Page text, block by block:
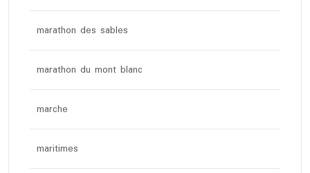
marathon des sables
marathon du mont blanc
marche
maritimes